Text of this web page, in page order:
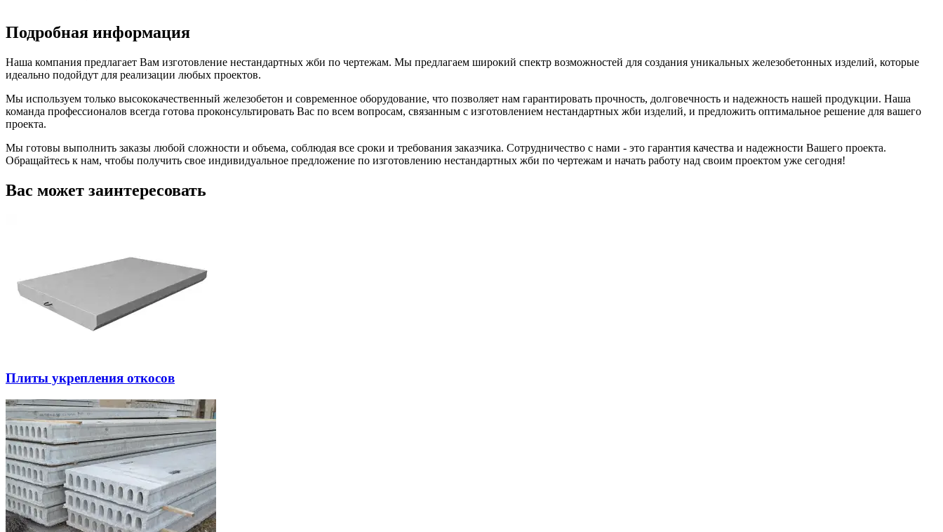
Подробная информация
Наша компания предлагает Вам изготовление нестандартных жби по чертежам. Мы предлагаем широкий спектр возможностей для создания уникальных железобетонных изделий, которые
идеально подойдут для реализации любых проектов.
Мы используем только высококачественный железобетон и современное оборудование, что позволяет нам гарантировать прочность, долговечность и надежность нашей продукции. Наша
команда профессионалов всегда готова проконсультировать Вас по всем вопросам, связанным с изготовлением нестандартных жби изделий, и предложить оптимальное решение для вашего
проекта.
Мы готовы выполнить заказы любой сложности и объема, соблюдая все сроки и требования заказчика. Сотрудничество с нами - это гарантия качества и надежности Вашего проекта.
Обращайтесь к нам, чтобы получить свое индивидуальное предложение по изготовлению нестандартных жби по чертежам и начать работу над своим проектом уже сегодня!
Вас может заинтересовать
Плиты укрепления откосов